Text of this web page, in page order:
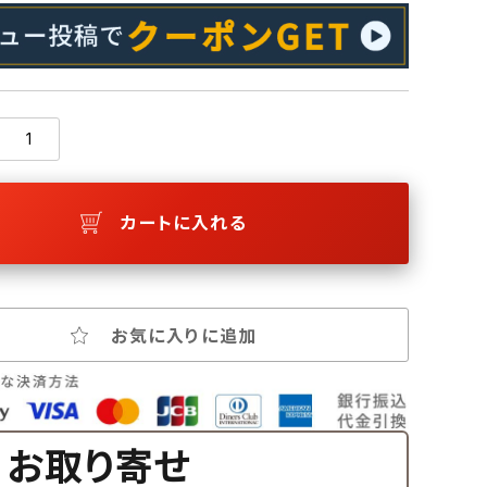
カートに入れる
お気に入りに追加
お取り寄せ